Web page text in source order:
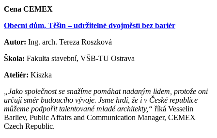
Cena CEMEX
Obecní dům, Těšín – udržitelné dvojměstí bez bariér​
Autor: Ing. arch. Tereza Roszková
Škola: Fakulta stavební, VŠB-TU Ostrava
Ateliér: Kiszka
„Jako společnost se snažíme pomáhat nadaným lidem, protože oni
určují směr budoucího vývoje. Jsme hrdí, že i v České republice
můžeme podpořit talentované mladé architekty,“ říká Vesselin
Barliev, Public Affairs and Communication Manager, CEMEX
Czech Republic.